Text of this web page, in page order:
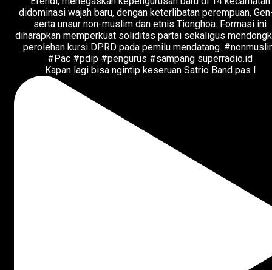
Kapan lagi bisa ngintip keseruan Satrio Band pas l